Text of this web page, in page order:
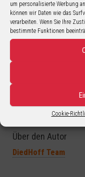
um personalisierte Werbung
können wir Daten wie das
verarbeiten. Wenn Sie Ihre
bestimmte Funktionen
Cookie-
Ein kleiner
Bildergalerie
Auf Figuren-
nach und nach unser
Über den Autor
DiedHoff Team